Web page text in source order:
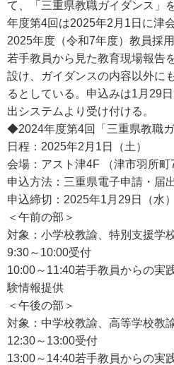
て、「三重県教職ガイダンス」
年度第4回は2025年2月1日に津
2025年度（令和7年度）教員採
若手教員から見た教育現場報告
設け、ガイダンスの内容以外に
るとしている。申込みは1月29
出システムより受け付ける。
◆2024年度第4回「三重県教職ガ
日程：2025年2月1日（土）
会場：アスト津4F （津市羽所町
申込方法：三重県電子申請・届
申込締切：2025年1月29日（水）
＜午前の部＞
対象：小学校教諭、特別支援学
9:30～10:00受付
10:00～11:40若手教員からの実
験情報提供
＜午後の部＞
対象：中学校教諭、高等学校教
12:30～13:00受付
13:00～14:40若手教員からの実